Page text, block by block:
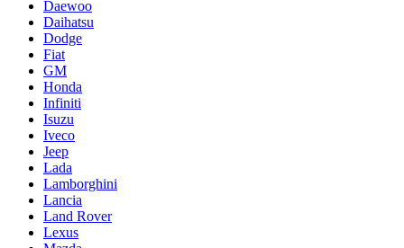
Daewoo
Daihatsu
Dodge
Fiat
GM
Honda
Infiniti
Isuzu
Iveco
Jeep
Lada
Lamborghini
Lancia
Land Rover
Lexus